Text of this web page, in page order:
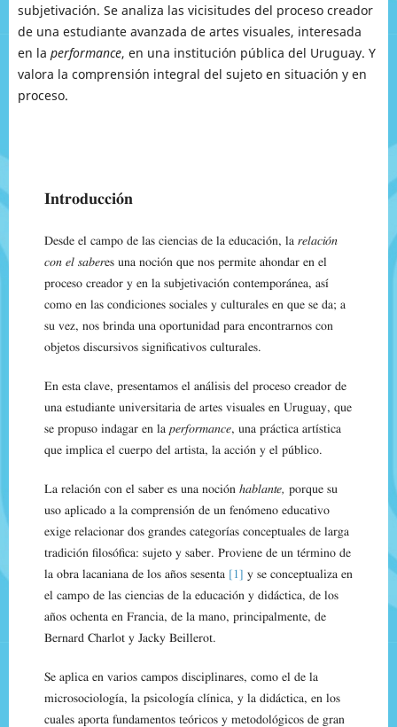
subjetivación. Se analiza las vicisitudes del proceso creador
de una estudiante avanzada de artes visuales, interesada
en la performance, en una institución pública del Uruguay. Y
valora la comprensión integral del sujeto en situación y en
proceso.
Introducción
Desde el campo de las ciencias de la educación, la relación
con el saberes una noción que nos permite ahondar en el
proceso creador y en la subjetivación contemporánea, así
como en las condiciones sociales y culturales en que se da; a
su vez, nos brinda una oportunidad para encontrarnos con
objetos discursivos significativos culturales.
En esta clave, presentamos el análisis del proceso creador de
una estudiante universitaria de artes visuales en Uruguay, que
se propuso indagar en la performance, una práctica artística
que implica el cuerpo del artista, la acción y el público.
La relación con el saber es una noción hablante, porque su
uso aplicado a la comprensión de un fenómeno educativo
exige relacionar dos grandes categorías conceptuales de larga
tradición filosófica: sujeto y saber. Proviene de un término de
la obra lacaniana de los años sesenta [1] y se conceptualiza en
el campo de las ciencias de la educación y didáctica, de los
años ochenta en Francia, de la mano, principalmente, de
Bernard Charlot y Jacky Beillerot.
Se aplica en varios campos disciplinares, como el de la
microsociología, la psicología clínica, y la didáctica, en los
cuales aporta fundamentos teóricos y metodológicos de gran